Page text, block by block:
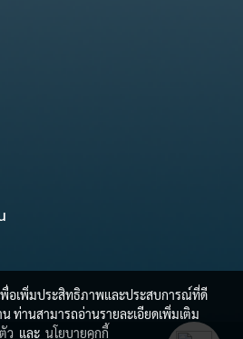
พื่อเพิ่มประสิทธิภาพและประสบการณ์ที่ดี
น ท่านสามารถอ่านรายละเอียดเพิ่มเติม
ว และ นโยบายคุกกี้